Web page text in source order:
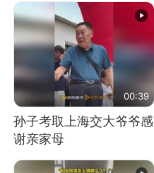
00:39
孙子考取上海交大爷爷感
谢亲家母